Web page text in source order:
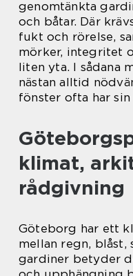
genomtänkta
och båtar. Där
fukt och rörelse,
mörker, integritet
liten yta. I sådana
nästan alltid
fönster ofta har
klimat,
rådgivning
Göteborg har ett
mellan regn,
gardiner betyder